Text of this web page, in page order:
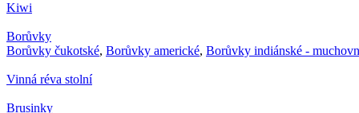
Kiwi
Borůvky
Borůvky čukotské, Borůvky americké, Borůvky indiánské -
Vinná réva stolní
Brusinky